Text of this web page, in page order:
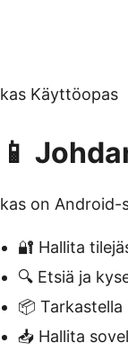
kas Käyttöopas
📱
kas on Android-
🔐 Hallita
🔍 Etsiä ja
📦
📥 Hallita